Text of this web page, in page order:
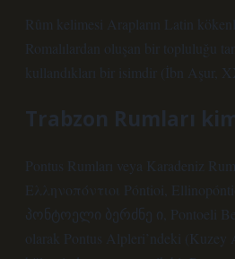
Rûm kelimesi Arapların Latin
Romalılardan oluşan bir topluluğu
kullandıkları bir isimdir (İbn Aşur,
Trabzon Rumları
Pontus Rumları veya Karadeniz
Ελληνοπόντιοι Póntioi,
პონტოელი ბერძნე ი, Pontoeli
olarak Pontus Alpleri’ndeki (Kuzey